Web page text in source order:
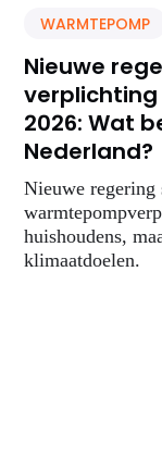
WARMTEPOMP
Nieuwe
2026: Wat
Nederland?
Nieuwe regering
huishoudens,
klimaatdoelen.